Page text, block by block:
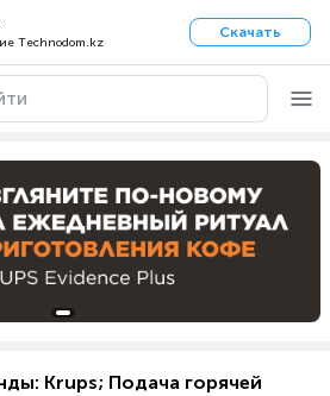
Technodom.kz
Скачать
Krups; Подача горячей